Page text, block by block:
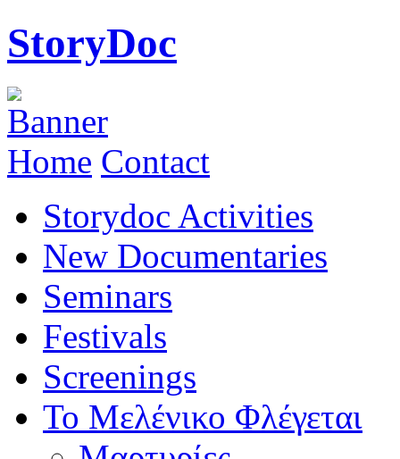
StoryDoc
Home Contact
Storydoc Activities
New Documentaries
Seminars
Festivals
Screenings
Το Μελένικο Φλέγεται